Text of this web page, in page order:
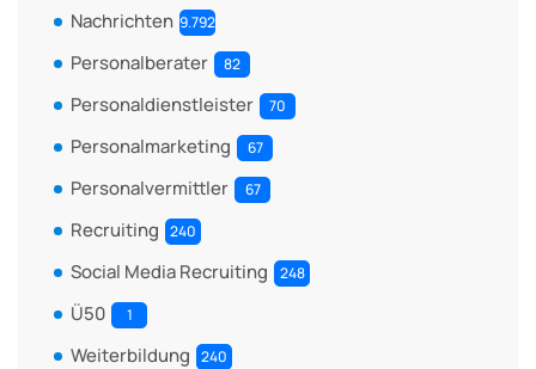
Nachrichten 9.792
Personalberater 82
Personaldienstleister 70
Personalmarketing 67
Personalvermittler 67
Recruiting 240
Social Media Recruiting 248
Ü50 1
Weiterbildung 240